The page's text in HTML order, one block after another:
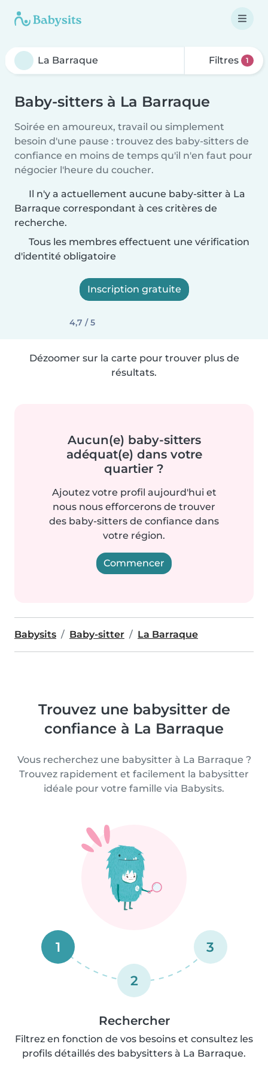
Filtres 1
Baby-sitters à La Barraque
Soirée en amoureux, travail ou simplement
besoin d'une pause : trouvez des baby-sitters de
confiance en moins de temps qu'il n'en faut pour
négocier l'heure du coucher.
Il n'y a actuellement aucune baby-sitter à La
Barraque correspondant à ces critères de
recherche.
Tous les membres effectuent une vérification
d'identité obligatoire
Inscription gratuite
4,7 / 5
Dézoomer sur la carte pour trouver plus de
résultats.
Aucun(e) baby-sitters
adéquat(e) dans votre
quartier ?
Ajoutez votre profil aujourd'hui et
nous nous efforcerons de trouver
des baby-sitters de confiance dans
votre région.
Commencer
Babysits Baby-sitter La Barraque
Trouvez une babysitter de
confiance à La Barraque
Vous recherchez une babysitter à La Barraque ?
Trouvez rapidement et facilement la babysitter
idéale pour votre famille via Babysits.
1
2
3
Rechercher
Filtrez en fonction de vos besoins et consultez les
profils détaillés des babysitters à La Barraque.